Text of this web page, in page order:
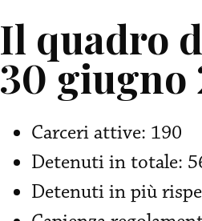
Il quadro
30 giugno
Carceri attive: 190
Detenuti in totale:
Detenuti in più